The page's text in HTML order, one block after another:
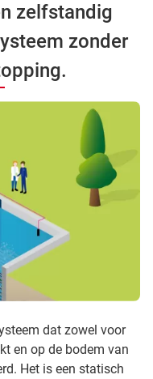
zelfstandig
zonder
dat zowel voor
en op de bodem van
Het is een statisch